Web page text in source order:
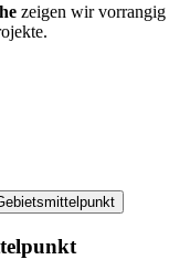
zeigen wir vorrangig